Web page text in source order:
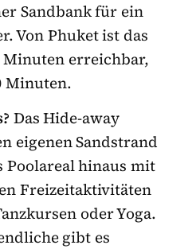
Sandbank für ein
Von Phuket ist das
Minuten erreichbar,
Minuten.
Das Hide-away
eigenen Sandstrand
hinaus mit
Freizeitaktivitäten
oder Yoga.
gibt es